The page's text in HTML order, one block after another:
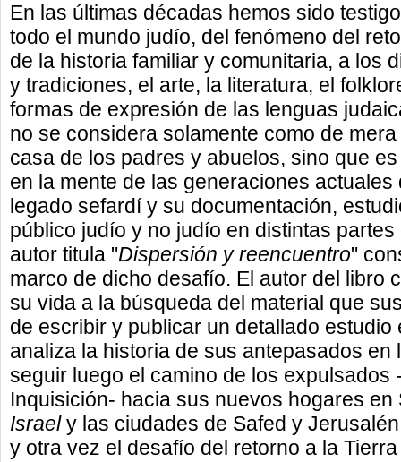
En las últimas décadas hemos sido
todo el mundo judío, del fenómeno del
de la historia familiar y comunitaria, a los
y tradiciones, el arte, la literatura, el
formas de expresión de las lenguas
no se considera solamente como de
casa de los padres y abuelos, sino que
en la mente de las generaciones
legado sefardí y su documentación,
público judío y no judío en distintas
autor titula "Dispersión y reencuentro"
marco de dicho desafío. El autor del libro
su vida a la búsqueda del material que
de escribir y publicar un detallado
analiza la historia de sus antepasados en
seguir luego el camino de los expulsados
Inquisición- hacia sus nuevos hogares
Israely las ciudades de Safed y
y otra vez el desafío del retorno a la